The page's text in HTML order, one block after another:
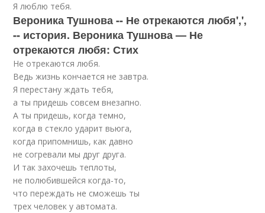
Я люблю тебя.
Вероника Тушнова -- Не отрекаются любя',',
-- история. Вероника Тушнова — Не
отрекаются любя: Стих
Не отрекаются любя.
Ведь жизнь кончается не завтра.
Я перестану ждать тебя,
а ты придешь совсем внезапно.
А ты придешь, когда темно,
когда в стекло ударит вьюга,
когда припомнишь, как давно
не согревали мы друг друга.
И так захочешь теплоты,
не полюбившейся когда-то,
что переждать не сможешь ты
трех человек у автомата.